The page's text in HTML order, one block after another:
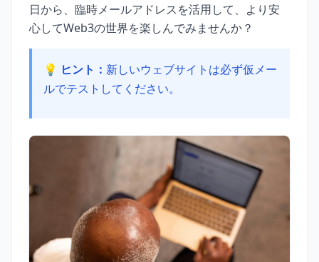
日から、臨時メールアドレスを活用して、より安
心してWeb3の世界を楽しんでみませんか？
💡 ヒント： 新しいウェブサイトは必ず仮メー
ルでテストしてください。